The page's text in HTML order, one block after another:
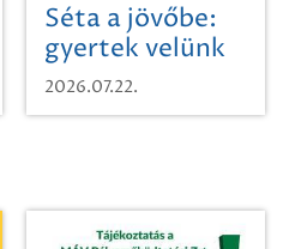
Séta a jövőbe:
gyertek velünk
egy városi
időutazásra!
2026.07.22.